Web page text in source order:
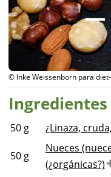
© Inke Weissenborn para
Ingredientes
50 g ¿Linaza,
50 g
Nueces
(¿orgánicas?)